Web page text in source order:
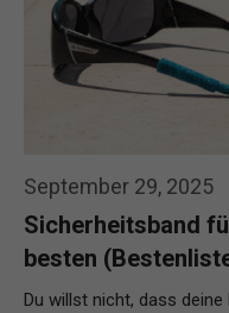
September 29, 2025
Sicherheitsband
besten
Du willst nicht, dass